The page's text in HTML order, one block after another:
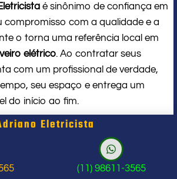
é sinônimo de confiança em
compromisso com a qualidade e a
o torna uma referência local em
elétrico. Ao contratar seus
com um profissional de verdade,
seu espaço e entrega um
do início ao fim.
chuveiro: sinais que
de chamar um
Eletricista
(11) 98611-3565